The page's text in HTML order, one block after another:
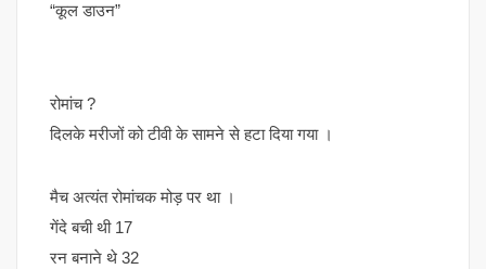
“कूल डाउन”
रोमांच ?
दिलके मरीजों को टीवी के सामने से हटा दिया गया ।
मैच अत्यंत रोमांचक मोड़ पर था ।
गेंदे बची थी 17
रन बनाने थे 32